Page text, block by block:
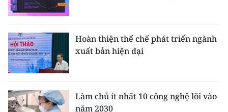
Hoàn thiện thể chế phát triển ngành
xuất bản hiện đại
Làm chủ ít nhất 10 công nghệ lõi vào
năm 2030